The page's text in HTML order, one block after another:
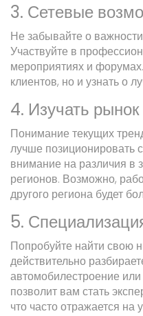
3. Сетевые
Не забывайте о
Участвуйте в
мероприятиях и
клиентов, но и узнать о
4. Изучать рынок
Понимание текущих
лучше позиционировать
внимание на различия в
регионов. Возможно,
другого региона будет
5.
Попробуйте найти свою
действительно
автомобилестроение
позволит вам стать
что часто отражается на